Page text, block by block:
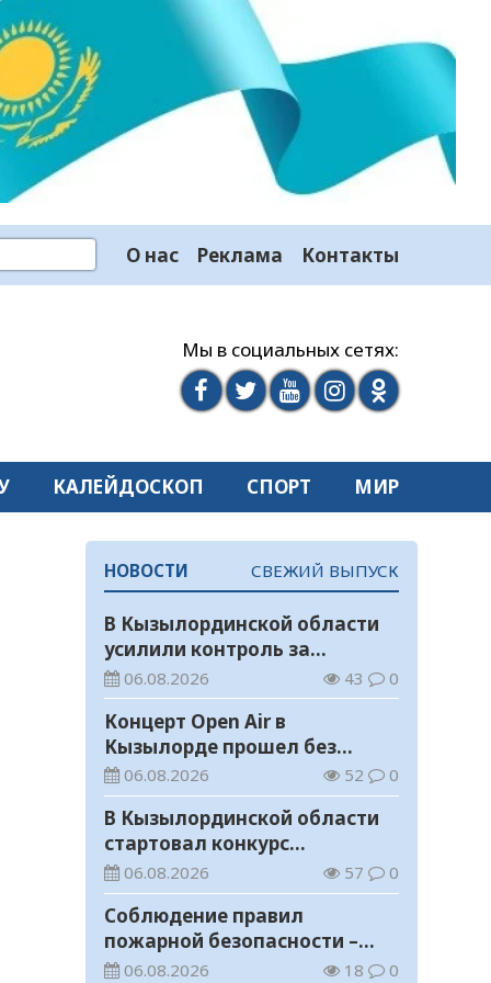
О нас Реклама Контакты
Мы в социальных сетях:
КАЛЕЙДОСКОП СПОРТ МИР
НОВОСТИ СВЕЖИЙ ВЫПУСК
В Кызылординской области
усилили контроль за
финансовой дисциплиной
06.08.2026 43 0
Концерт Open Air в
Кызылорде прошел без
нарушений общественного
порядка
06.08.2026 52 0
В Кызылординской области
стартовал конкурс
видеороликов о семейных
ценностях и Конституции
06.08.2026 57 0
Соблюдение правил
пожарной безопасности –
обязанность каждого
06.08.2026 18 0